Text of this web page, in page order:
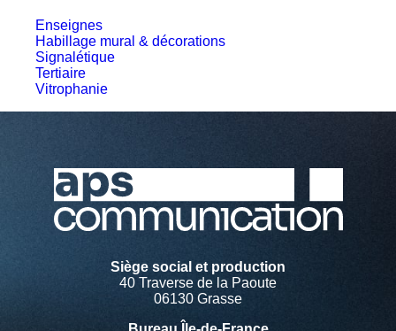
Enseignes
Habillage mural & décorations
Signalétique
Tertiaire
Vitrophanie
Siège social et production
40 Traverse de la Paoute
06130 Grasse